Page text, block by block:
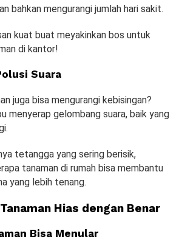
bahkan mengurangi jumlah hari sakit.
kuat buat meyakinkan bos untuk
di kantor!
Suara
juga bisa mengurangi kebisingan?
menyerap gelombang suara, baik yang
tetangga yang sering berisik,
tanaman di rumah bisa membantu
yang lebih tenang.
Hias dengan Benar
Bisa Menular